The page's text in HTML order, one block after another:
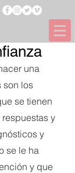
una
son los
se tienen
y
y
se le ha
y que